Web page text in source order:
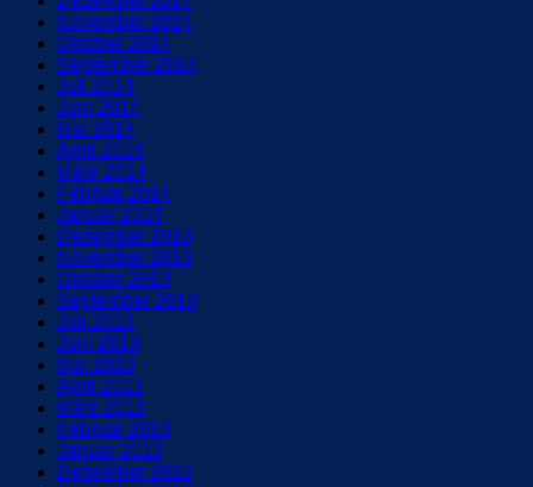
November 2014
Oktober 2014
September 2014
Juli 2014
Juni 2014
Mai 2014
April 2014
März 2014
Februar 2014
Januar 2014
Dezember 2013
November 2013
Oktober 2013
September 2013
Juli 2013
Juni 2013
Mai 2013
April 2013
März 2013
Februar 2013
Januar 2013
Dezember 2012